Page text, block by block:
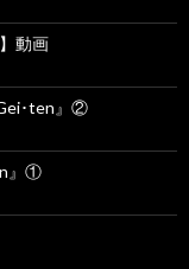
動画
･ten』②
』①